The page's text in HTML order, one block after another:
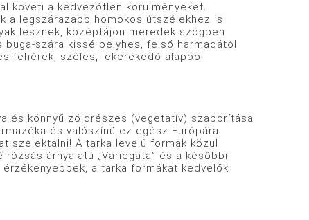
a kedvezőtlen körülményeket.
a legszárazabb homokos útszélekhez is.
lesznek, középtájon meredek szögben
szára kissé pelyhes, felső harmadától
fehérek, széles, lekerekedő alapból
könnyű zöldrészes (vegetatív) szaporítása
és valószínű ez egész Európára
szelektálni! A tarka levelű formák közül
árnyalatú „Variegata” és a későbbi
a tarka formákat kedvelők